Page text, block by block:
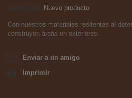
Nuevo producto
Con nuestros materiales resitentes al
construyen áreas en exteriores.
Enviar a un amigo
Imprimir